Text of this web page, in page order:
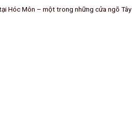
Hóc Môn – một trong những cửa ngõ Tây